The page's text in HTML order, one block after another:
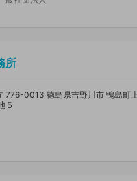
所
776-0013 徳島県吉野川市 鴨島町
５